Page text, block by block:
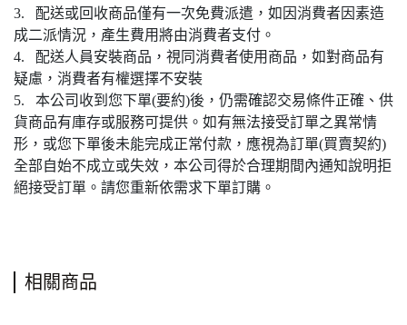
3. 配送或回收商品僅有一次免費派遣，如因消費者因素造
成二派情況，產生費用將由消費者支付。
4. 配送人員安裝商品，視同消費者使用商品，如對商品有
疑慮，消費者有權選擇不安裝
5. 本公司收到您下單(要約)後，仍需確認交易條件正確、供
貨商品有庫存或服務可提供。如有無法接受訂單之異常情
形，或您下單後未能完成正常付款，應視為訂單(買賣契約)
全部自始不成立或失效，本公司得於合理期間內通知說明拒
絕接受訂單。請您重新依需求下單訂購。
相關商品